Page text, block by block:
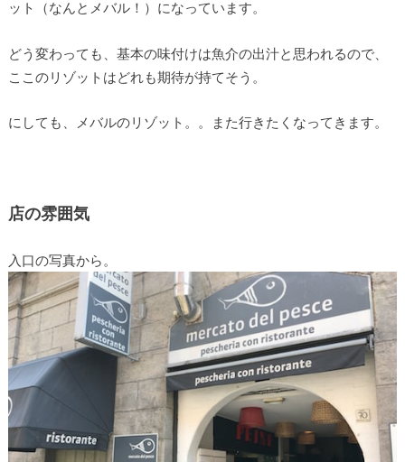
ット（なんとメバル！）になっています。
どう変わっても、基本の味付けは魚介の出汁と思われるので、
ここのリゾットはどれも期待が持てそう。
にしても、メバルのリゾット。。また行きたくなってきます。
店の雰囲気
入口の写真から。